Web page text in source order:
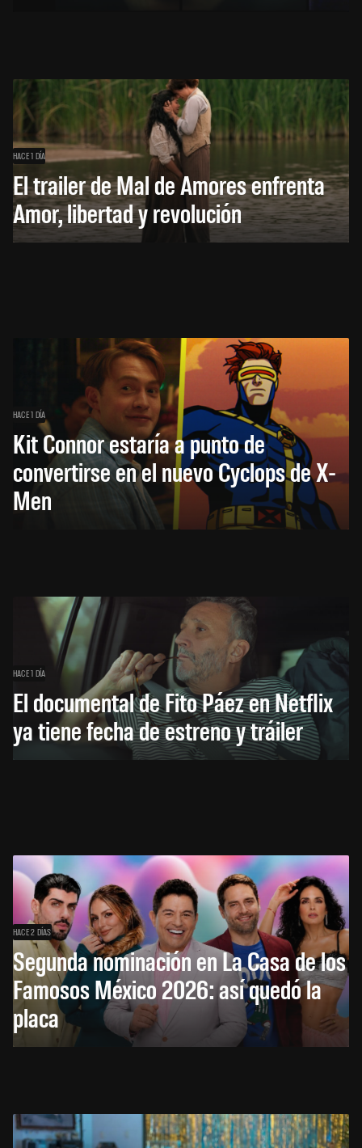
HACE 1 DÍA
El trailer de Mal de Amores enfrenta
Amor, libertad y revolución
HACE 1 DÍA
Kit Connor estaría a punto de
convertirse en el nuevo Cyclops de X-
Men
HACE 1 DÍA
El documental de Fito Páez en Netflix
ya tiene fecha de estreno y tráiler
HACE 2 DÍAS
Segunda nominación en La Casa de los
Famosos México 2026: así quedó la
placa